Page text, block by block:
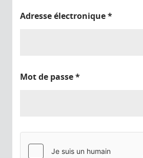
Adresse électronique*
Mot de passe*